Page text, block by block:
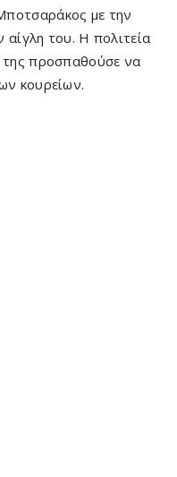
με την
αίγλη του. Η πολιτεία
της προσπαθούσε να
κουρείων.